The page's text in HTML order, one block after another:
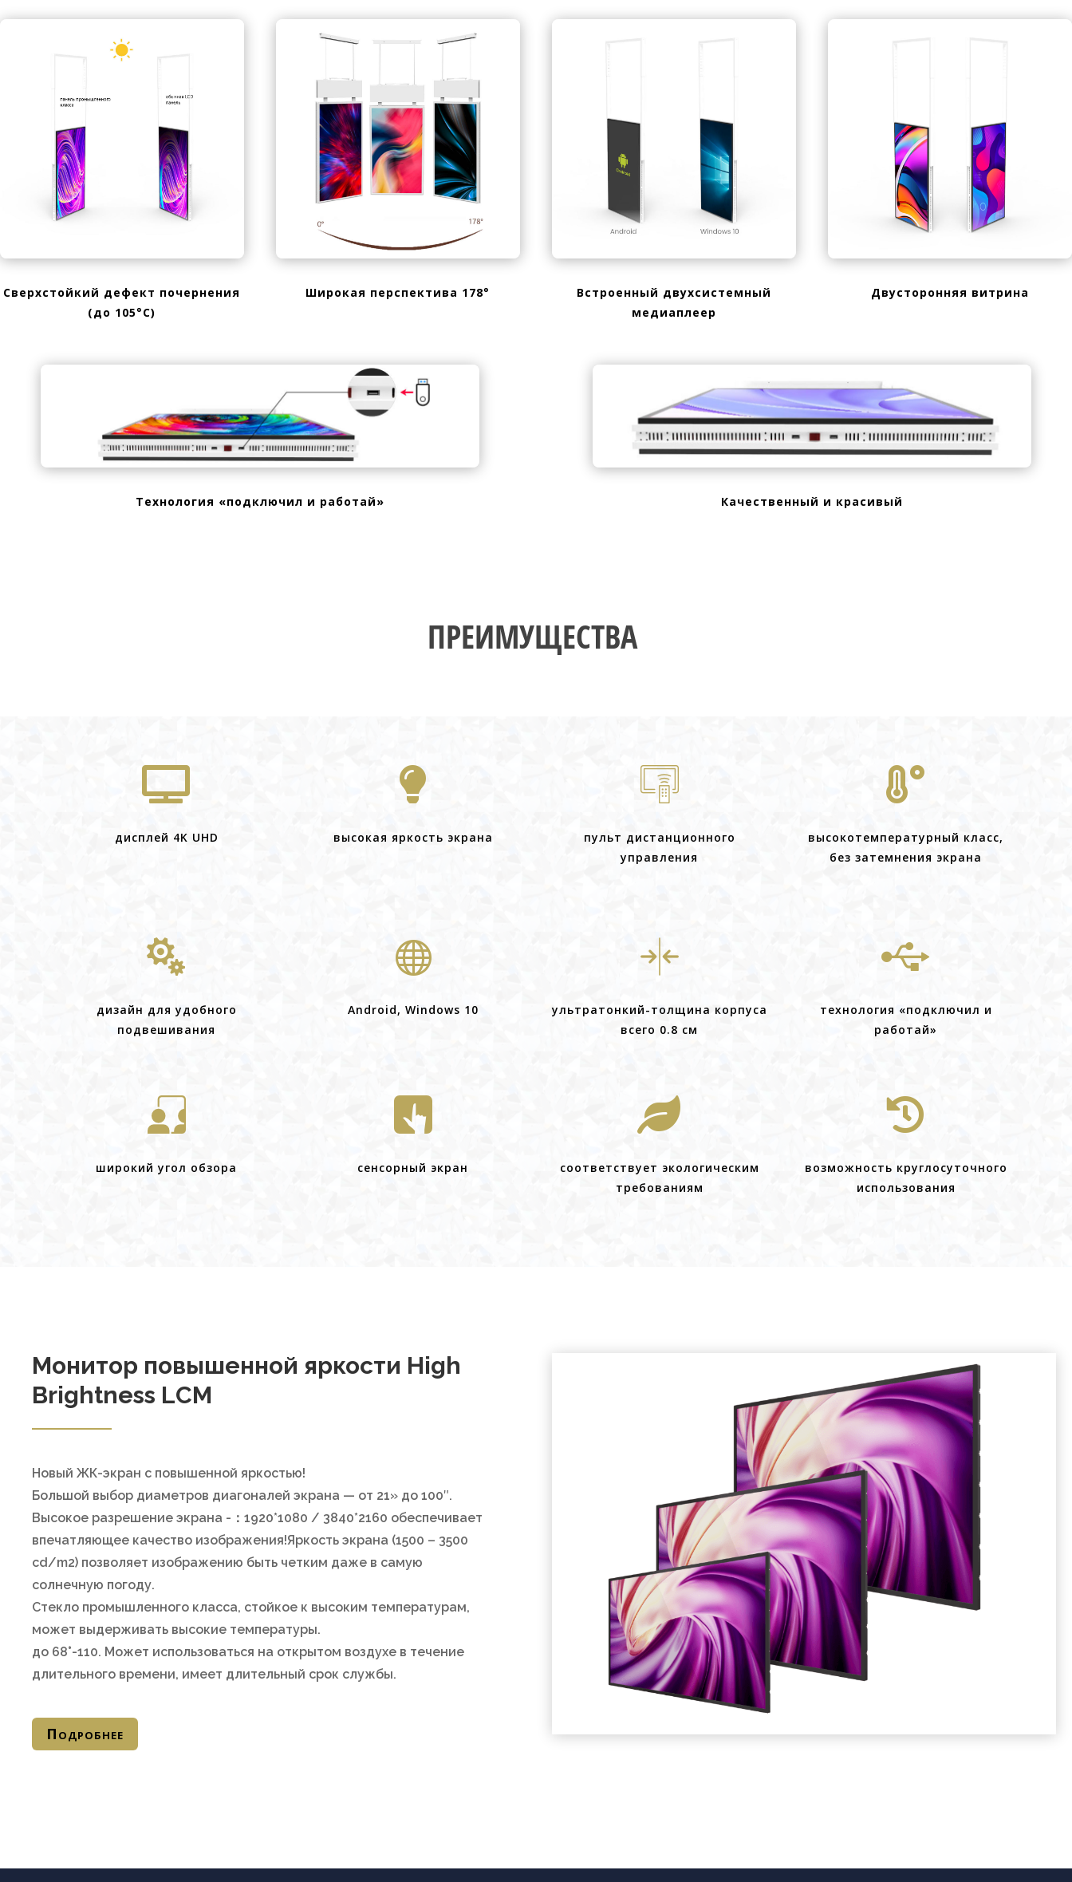
Сверхстойкий дефект почернения
(до 105°C)
Широкая перспектива 178°
Встроенный двухсистемный
медиаплеер
Двусторонняя витрина
Технология «подключил и работай» Качественный и красивый
ПРЕИМУЩЕСТВА

дисплей 4K UHD

высокая яркость экрана
пульт дистанционного
управления

высокотемпературный класс,
без затемнения экрана

дизайн для удобного
подвешивания

Android, Windows 10
ультратонкий-толщина корпуса
всего 0.8 см

технология «подключил и
работай»
широкий угол обзора сенсорный экран

соответствует экологическим
требованиям

возможность круглосуточного
использования
Монитор повышенной яркости High
Brightness LCM
Новый ЖК-экран с повышенной яркостью!
Большой выбор диаметров диагоналей экрана — от 21» до 100″.
Высокое разрешение экрана -：1920*1080 / 3840*2160 обеспечивает
впечатляющее качество изображения!Яркость экрана (1500 – 3500
cd/m2) позволяет изображению быть четким даже в самую
солнечную погоду.
Стекло промышленного класса, стойкое к высоким температурам,
может выдерживать высокие температуры.
до 68°-110. Может использоваться на открытом воздухе в течение
длительного времени, имеет длительный срок службы.
Подробнее